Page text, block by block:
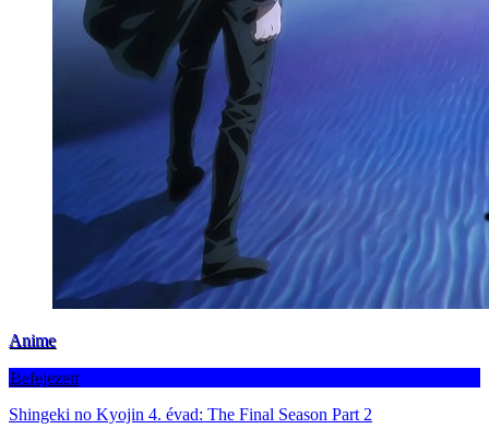
Anime
Befejezett
Shingeki no Kyojin 4. évad: The Final Season Part 2